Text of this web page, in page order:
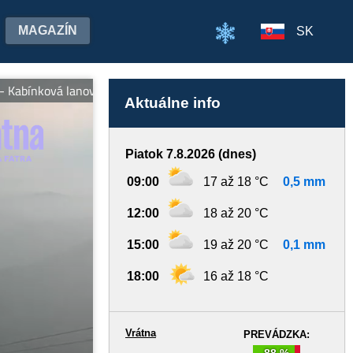
MAGAZÍN SK
lanovka Chleb premáva denne od 08:30 do 18:00 hod.
Aktuálne info
Piatok 7.8.2026 (dnes)
09:00 17 až 18 °C 0,5 mm
12:00 18 až 20 °C
15:00 19 až 20 °C 0,1 mm
18:00 16 až 18 °C
PREVÁDZKA:
Vrátna